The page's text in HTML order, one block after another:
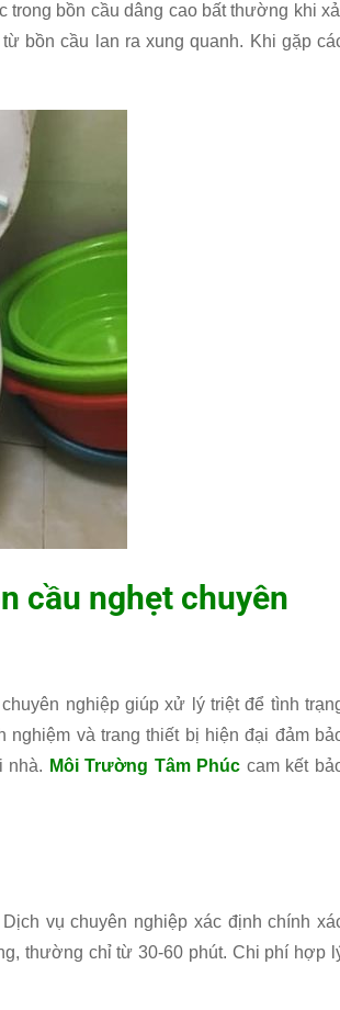
trong bồn cầu dâng cao bất thường khi
bồn cầu lan ra xung quanh. Khi gặp
cầu nghẹt chuyên
nghiệp giúp xử lý triệt để tình
và trang thiết bị hiện đại đảm
nhà. Môi Trường Tâm Phúc cam kết
vụ chuyên nghiệp xác định chính
thường chỉ từ 30-60 phút. Chi phí hợp